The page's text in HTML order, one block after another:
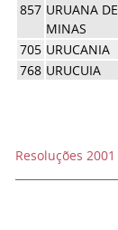
857 URUANA DE
MINAS
705 URUCANIA
768 URUCUIA
Resoluções 2001